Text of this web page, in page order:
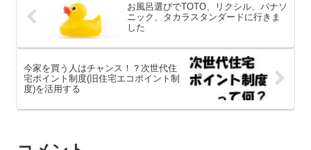
お風呂選びでTOTO、リクシル、パナソ
ニック、タカラスタンダードに行きま
した
今家を買う人はチャンス！？次世代住
宅ポイント制度(旧住宅エコポイント制
度)を活用する